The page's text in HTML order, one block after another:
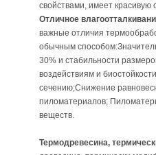
свойствами, имеет красивую
Отличное
важные отличия
обычным
30% и стабильности
воздействиям и
сечению;Снижение
пиломатериалов;
веществ.
Термодревесина,